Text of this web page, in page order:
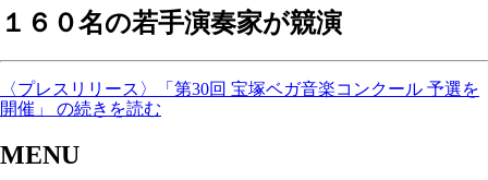
１６０名の若手演奏家が競演
〈プレスリリース〉「第30回 宝塚ベガ音楽コンクール 予選を
開催」 の続きを読む
MENU